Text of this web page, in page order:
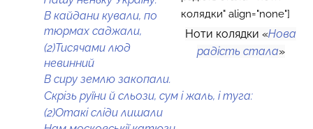
колядки" align="none"]
Ноти колядки «Нова
радість стала»
В кайдани кували, по
тюрмах саджали,
(2)Тисячами люд
невинний
В сиру землю закопали.
Скрізь руїни й сльози, сум і жаль, і туга:
(2)Отакі сліди лишали